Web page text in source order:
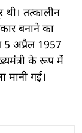
तत्कालीन
बनाने का
5 अप्रैल 1957
के रूप में
मानी गई।